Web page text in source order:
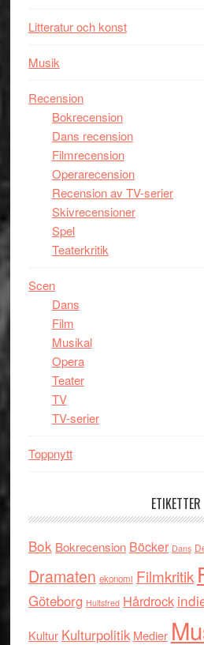
Litteratur och konst
Musik
Recension
Bokrecension
Dans recension
Filmrecension
Operarecension
Recension av TV-serier
Skivrecensioner
Spel
Teaterkritik
Scen
Dans
Film
Musikal
Opera
Teater
TV
TV-serier
Toppnytt
ETIKETTER
Bok Bokrecension Böcker Dans
Dramaten ekonomi Filmkritik
Göteborg Hultsfred Hårdrock
Kultur Kulturpolitik Medier